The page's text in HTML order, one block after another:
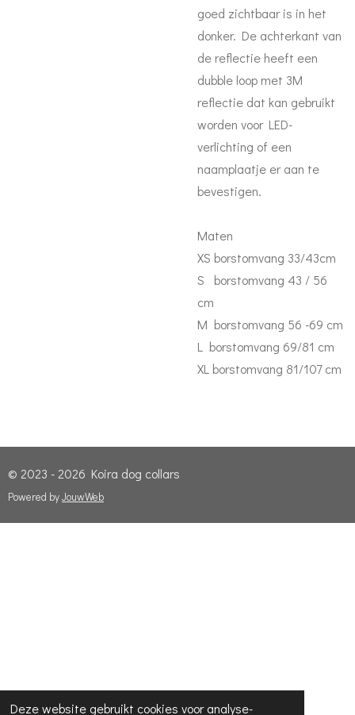
Deze website gebruikt cookies voor analyse-
goed zichtbaar is in het
donker. De achterkant van
de reflectie heeft een
dubble loop met 3M
reflectie dat kan gebruikt
worden voor LED-
verlichting of een
naamplaatje er aan te
bevestigen.
Maten
XS borstomvang 33/43cm
S borstomvang 43 / 56
cm
M borstomvang 56 -69 cm
L borstomvang 69/81 cm
XL borstomvang 81/107 cm
© 2023 - 2026 Koira dog collars
Powered byJouwWeb